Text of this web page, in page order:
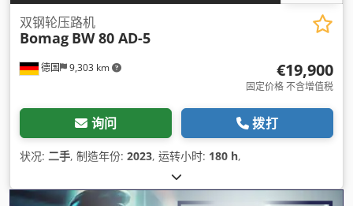
德国 9,303 km
双钢轮压路机
Bomag BW 80 AD-5
€19,900
固定价格 不含增值税
询问 拨打
状况: 二手, 制造年份: 2023, 运转小时: 180 h,